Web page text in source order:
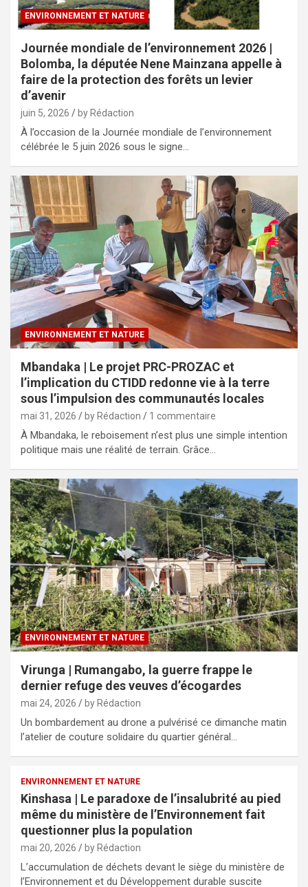
ENVIRONNEMENT ET NATURE
Journée mondiale de l’environnement 2026 |
Bolomba, la députée Nene Mainzana appelle à
faire de la protection des forêts un levier
d’avenir
juin 5, 2026 by Rédaction
À l’occasion de la Journée mondiale de l’environnement
célébrée le 5 juin 2026 sous le signe…
ENVIRONNEMENT ET NATURE
Mbandaka | Le projet PRC-PROZAC et
l’implication du CTIDD redonne vie à la terre
sous l’impulsion des communautés locales
mai 31, 2026 by Rédaction 1 commentaire
À Mbandaka, le reboisement n’est plus une simple intention
politique mais une réalité de terrain. Grâce…
ENVIRONNEMENT ET NATURE
Virunga | Rumangabo, la guerre frappe le
dernier refuge des veuves d’écogardes
mai 24, 2026 by Rédaction
Un bombardement au drone a pulvérisé ce dimanche matin
l’atelier de couture solidaire du quartier général…
ENVIRONNEMENT ET NATURE
Kinshasa | Le paradoxe de l’insalubrité au pied
même du ministère de l’Environnement fait
questionner plus la population
mai 20, 2026 by Rédaction
L’accumulation de déchets devant le siège du ministère de
l’Environnement et du Développement durable suscite